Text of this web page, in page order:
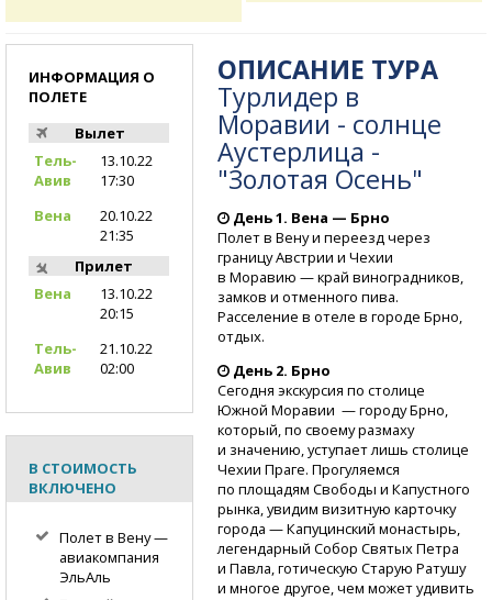
ОПИСАНИЕ ТУРА
Турлидер в
Моравии - солнце
Аустерлица -
"Золотая Осень"
День 1. Вена — Брно
Полет в Вену и переезд через
границу Австрии и Чехии
в Моравию — край виноградников,
замков и отменного пива.
Расселение в отеле в городе Брно,
отдых.
День 2. Брно
Сегодня экскурсия по столице
Южной Моравии — городу Брно,
который, по своему размаху
и значению, уступает лишь столице
Чехии Праге. Прогуляемся
по площадям Свободы и Капустного
рынка, увидим визитную карточку
города — Капуцинский монастырь,
легендарный Собор Святых Петра
и Павла, готическую Старую Ратушу
и многое другое, чем может удивить
ИНФОРМАЦИЯ О
ПОЛЕТЕ
Вылет
Тель-
Авив
13.10.22
17:30
Вена
20.10.22
21:35
Прилет
Вена
13.10.22
20:15
Тель-
Авив
21.10.22
02:00
В СТОИМОСТЬ
ВКЛЮЧЕНО
Полет в Вену —
авиакомпания
ЭльАль